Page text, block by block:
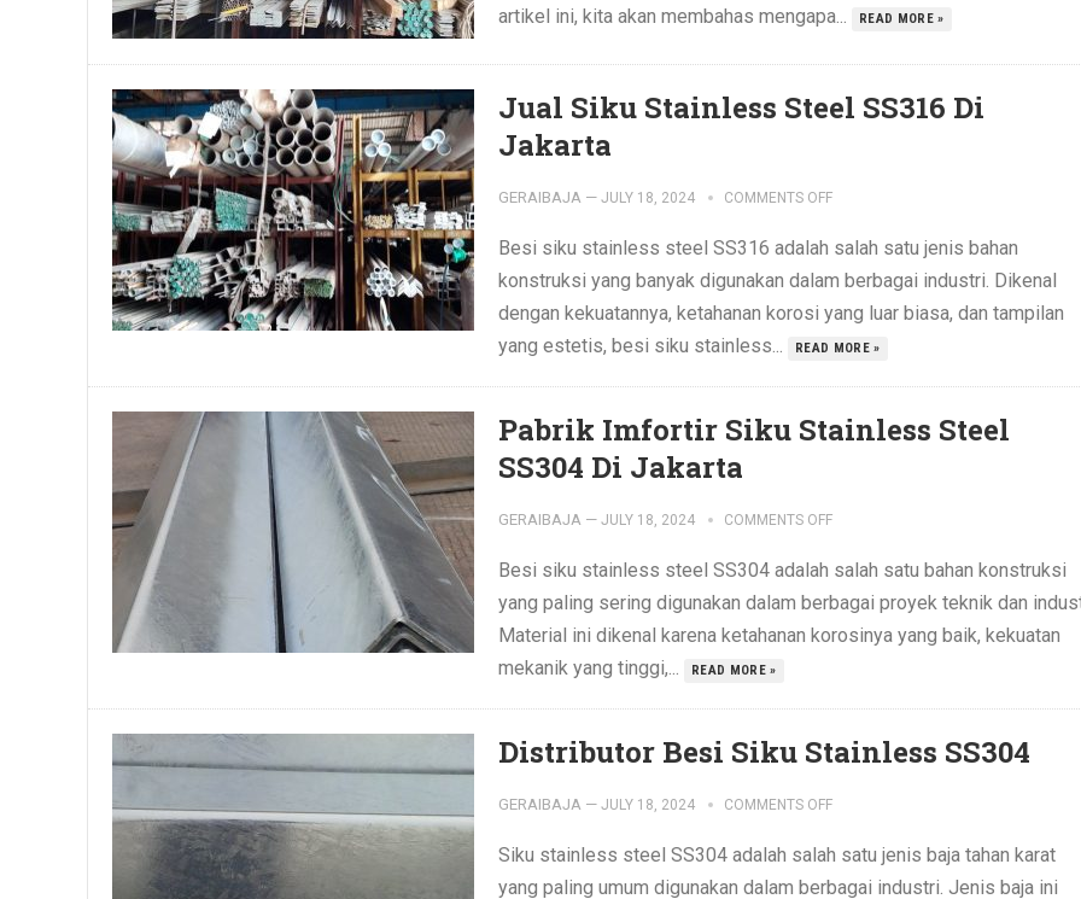
artikel ini, kita akan membahas mengapa...
READ MORE »
Jual Siku Stainless Steel SS316 Di
Jakarta
GERAIBAJA — JULY 18, 2024 COMMENTS OFF
Besi siku stainless steel SS316 adalah salah satu jenis bahan
konstruksi yang banyak digunakan dalam berbagai industri. Dikenal
dengan kekuatannya, ketahanan korosi yang luar biasa, dan tampilan
yang estetis, besi siku stainless...
READ MORE »
Pabrik Imfortir Siku Stainless Steel
SS304 Di Jakarta
GERAIBAJA — JULY 18, 2024 COMMENTS OFF
Besi siku stainless steel SS304 adalah salah satu bahan konstruksi
yang paling sering digunakan dalam berbagai proyek teknik dan
Material ini dikenal karena ketahanan korosinya yang baik, kekuatan
mekanik yang tinggi,...
READ MORE »
Distributor Besi Siku Stainless SS304
GERAIBAJA — JULY 18, 2024 COMMENTS OFF
Siku stainless steel SS304 adalah salah satu jenis baja tahan karat
yang paling umum digunakan dalam berbagai industri. Jenis baja ini